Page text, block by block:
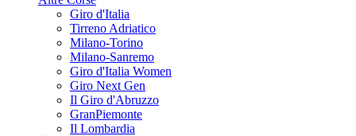
Giro d'Italia
Tirreno Adriatico
Milano-Torino
Milano-Sanremo
Giro d'Italia Women
Giro Next Gen
Il Giro d'Abruzzo
GranPiemonte
Il Lombardia